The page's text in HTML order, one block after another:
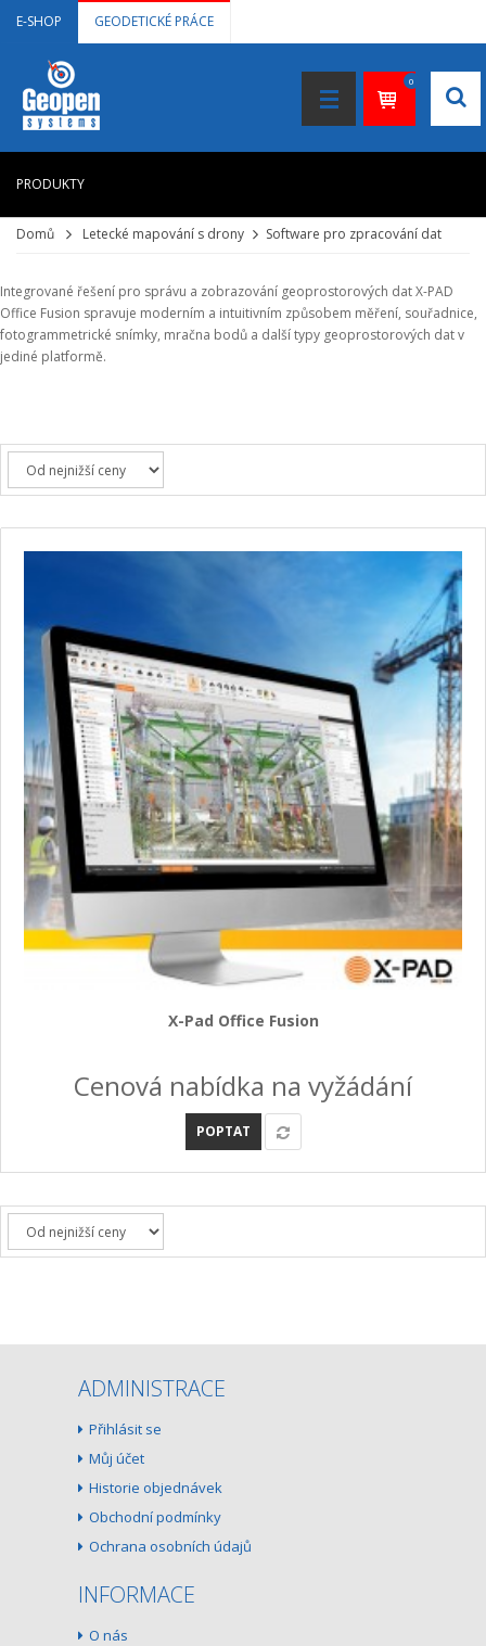
E-SHOP GEODETICKÉ PRÁCE
0
PRODUKTY
HOME
LASEROVÉ DÁLKOMĚRY
+
NIVELAČNÍ PŘÍSTROJE
GNSS, GPS MĚŘENÍ
+
+
TEODOLITY
+
+
ZNAČKOVACÍ SPREJE SOPPEC
+
ODOLNÉ RUČNÍ POČÍTAČE A TABLETY
+
OSTATNÍ STAVEBNÍ MĚŘIDLA
+
MĚŘICKÉ POMŮCKY A PŘÍSLUŠENSTVÍ
ARCHIV PŘÍSTROJŮ
PŘÍSLUŠENSTVÍ K PŘÍSTROJŮM
+
MĚŘÍCÍ PŘÍSTROJE SE SLEVOU
NIVELACE MINIBAGRŮ A RYPADEL
SERVIS A KALIBRACE
O NÁKUPU
Domů Letecké mapování s drony Software pro zpracování dat
Integrované řešení pro správu a zobrazování geoprostorových dat X-PAD
Office Fusion spravuje moderním a intuitivním způsobem měření, souřadnice,
fotogrammetrické snímky, mračna bodů a další typy geoprostorových dat v
jediné platformě.
X-Pad Office Fusion
Cenová nabídka na vyžádání
POPTAT
ADMINISTRACE
Přihlásit se
Můj účet
Historie objednávek
Obchodní podmínky
Ochrana osobních údajů
INFORMACE
O nás